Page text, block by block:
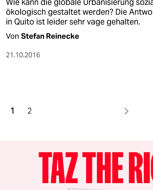
Wie kann die globale Urbanisierung
ökologisch gestaltet werden? Die
in Quito ist leider sehr vage gehalten.
Von Stefan Reinecke
21.10.2016
1 2